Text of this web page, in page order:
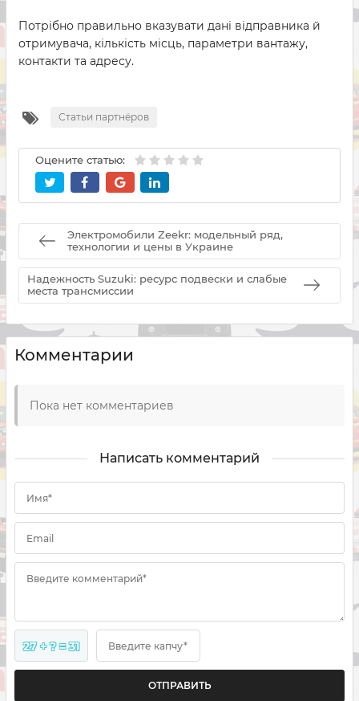
Потрібно правильно вказувати дані відправника й
отримувача, кількість місць, параметри вантажу,
контакти та адресу.
Статьи партнёров
Оцените статью:
Электромобили Zeekr: модельный ряд,
технологии и цены в Украине
Надежность Suzuki: ресурс подвески и слабые
места трансмиссии
Комментарии
Пока нет комментариев
Написать комментарий
Имя*
Email
Введите комментарий*
27 + ? = 31 Введите капчу*
ОТПРАВИТЬ